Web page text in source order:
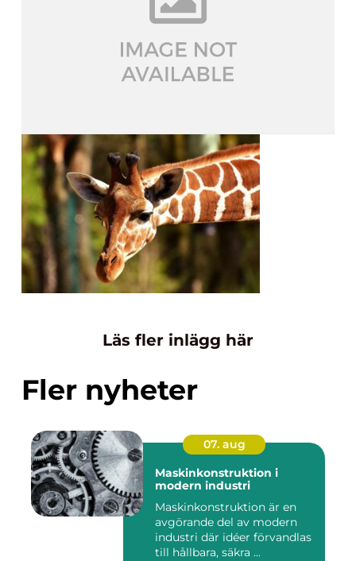
Läs fler inlägg här
Fler nyheter
07. aug
Maskinkonstruktion i
modern industri
Maskinkonstruktion är en
avgörande del av modern
industri där idéer förvandlas
till hållbara, säkra ...